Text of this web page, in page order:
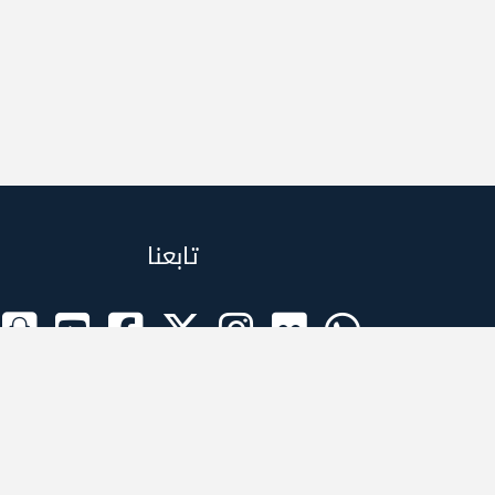
تابعنا